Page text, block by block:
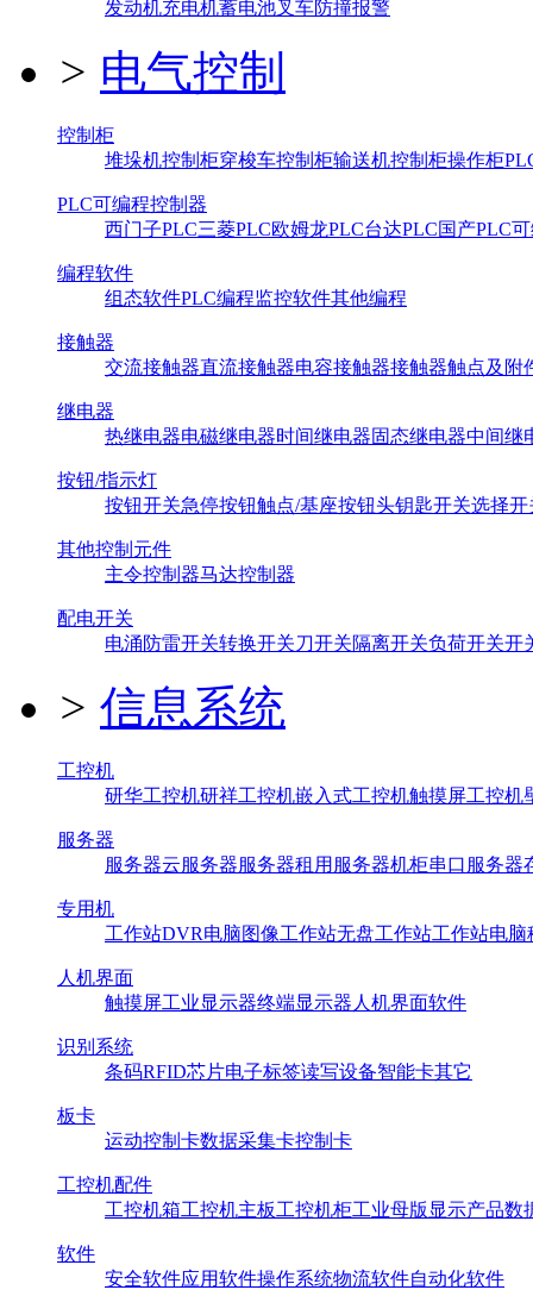
发动机充电机蓄电池叉车防撞报警
> 电气控制
控制柜
堆垛机控制柜穿梭车控制柜输送机控制柜操作柜
PLC可编程控制器
西门子PLC三菱PLC欧姆龙PLC台达PLC国产PLC
编程软件
组态软件PLC编程监控软件其他编程
接触器
交流接触器直流接触器电容接触器接触器触点及附
继电器
热继电器电磁继电器时间继电器固态继电器中间继
按钮/指示灯
按钮开关急停按钮触点/基座按钮头钥匙开关选择开
其他控制元件
主令控制器马达控制器
配电开关
电涌防雷开关转换开关刀开关隔离开关负荷开关开
> 信息系统
工控机
研华工控机研祥工控机嵌入式工控机触摸屏工控机
服务器
服务器云服务器服务器租用 服务器机柜串口服务器
专用机
工作站DVR电脑图像工作站无盘工作站工作站电脑
人机界面
触摸屏工业显示器终端显示器 人机界面软件
识别系统
条码RFID芯片电子标签读写设备智能卡其它
板卡
运动控制卡数据采集卡控制卡
工控机配件
工控机箱工控机主板工控机柜工业母版 显示产品数
软件
安全软件应用软件操作系统物流软件自动化软件